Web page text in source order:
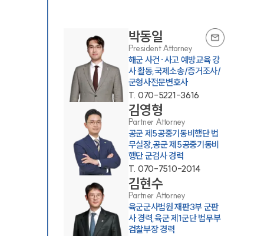
박동일
President Attorney
해군 사건·사고 예방교육 강
사 활동,국제소송/증거조사/
군형사전문변호사
T. 070-5221-3616
김영형
Partner Attorney
공군 제5공중기동비행단 법
무실장,공군 제5공중기동비
행단 군검사 경력
T. 070-7510-2014
김현수
Partner Attorney
육군군사법원 재판3부 군판
사 경력,육군 제1군단 법무부
검찰부장 경력